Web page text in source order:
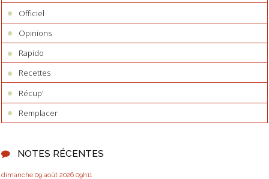
Officiel
Opinions
Rapido
Recettes
Récup'
Remplacer
NOTES RÉCENTES
dimanche 09 août 2026 09h11